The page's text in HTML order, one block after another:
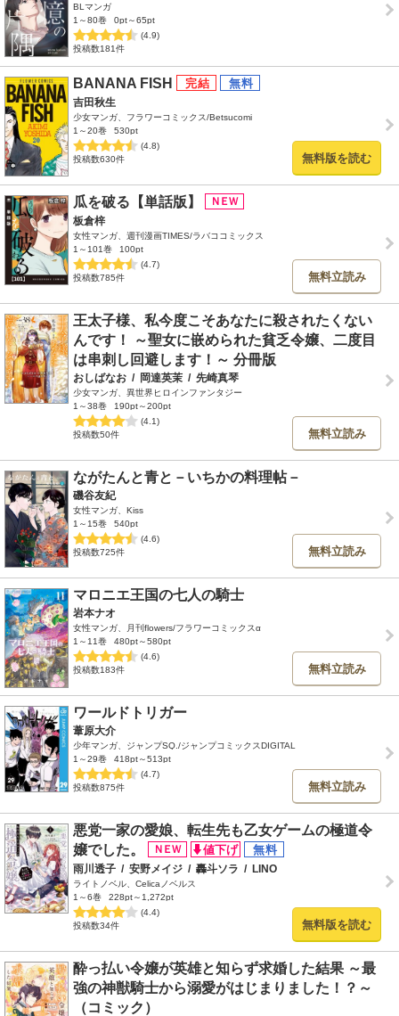
BLマンガ
1～80巻
0pt～65pt
(4.9)
投稿数181件
BANANA FISH
吉田秋生
少女マンガ、フラワーコミックス/Betsucomi
1～20巻
530pt
(4.8)
投稿数630件
無料版を読む
瓜を破る【単話版】
板倉梓
女性マンガ、週刊漫画TIMES/ラバココミックス
1～101巻
100pt
(4.7)
投稿数785件
無料立読み
王太子様、私今度こそあなたに殺されたくない
んです！ ～聖女に嵌められた貧乏令嬢、二度目
は串刺し回避します！～ 分冊版
おしばなお / 岡達英茉 / 先崎真琴
少女マンガ、異世界ヒロインファンタジー
1～38巻
190pt～200pt
(4.1)
投稿数50件
無料立読み
ながたんと青と－いちかの料理帖－
磯谷友紀
女性マンガ、Kiss
1～15巻
540pt
(4.6)
投稿数725件
無料立読み
マロニエ王国の七人の騎士
岩本ナオ
女性マンガ、月刊flowers/フラワーコミックスα
1～11巻
480pt～580pt
(4.6)
投稿数183件
無料立読み
ワールドトリガー
葦原大介
少年マンガ、ジャンプSQ./ジャンプコミックスDIGITAL
1～29巻
418pt～513pt
(4.7)
投稿数875件
無料立読み
悪党一家の愛娘、転生先も乙女ゲームの極道令
嬢でした。
雨川透子 / 安野メイジ / 轟斗ソラ / LINO
ライトノベル、Celicaノベルス
1～6巻
228pt～1,272pt
(4.4)
投稿数34件
無料版を読む
酔っ払い令嬢が英雄と知らず求婚した結果 ～最
強の神獣騎士から溺愛がはじまりました！？～
（コミック）